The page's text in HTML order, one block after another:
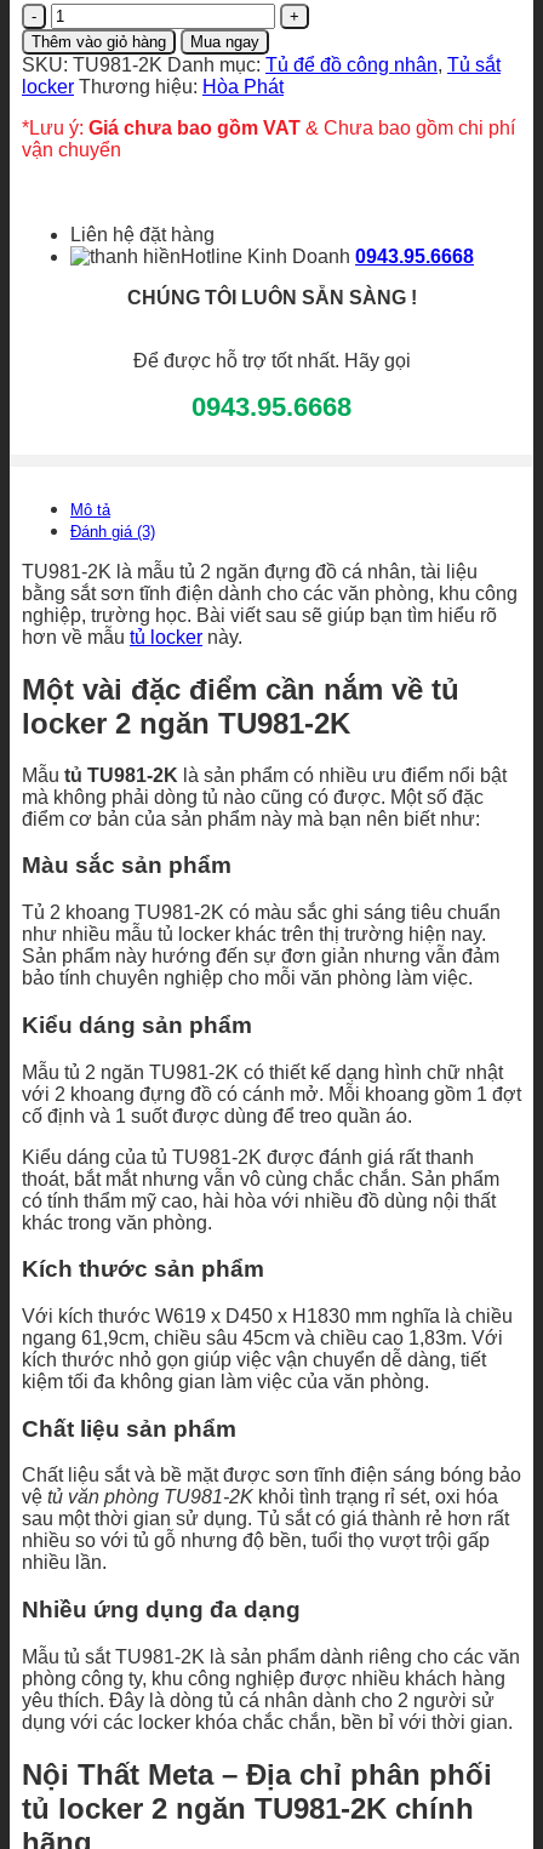
Tủ
locker
2
ngăn
TU981-
2K
số
lượng
Thêm vào giỏ hàng Mua ngay
SKU: TU981-2K Danh mục: Tủ để đồ công nhân, Tủ sắt
locker Thương hiệu: Hòa Phát
*Lưu ý: Giá chưa bao gồm VAT & Chưa bao gồm chi phí
vận chuyển
Liên hệ đặt hàng
Hotline Kinh Doanh 0943.95.6668
CHÚNG TÔI LUÔN SẴN SÀNG !
Để được hỗ trợ tốt nhất. Hãy gọi
0943.95.6668
Mô tả
Đánh giá (3)
TU981-2K là mẫu tủ 2 ngăn đựng đồ cá nhân, tài liệu
bằng sắt sơn tĩnh điện dành cho các văn phòng, khu công
nghiệp, trường học. Bài viết sau sẽ giúp bạn tìm hiểu rõ
hơn về mẫu tủ locker này.
Một vài đặc điểm cần nắm về tủ
locker 2 ngăn TU981-2K
Mẫu tủ TU981-2K là sản phẩm có nhiều ưu điểm nổi bật
mà không phải dòng tủ nào cũng có được. Một số đặc
điểm cơ bản của sản phẩm này mà bạn nên biết như:
Màu sắc sản phẩm
Tủ 2 khoang TU981-2K có màu sắc ghi sáng tiêu chuẩn
như nhiều mẫu tủ locker khác trên thị trường hiện nay.
Sản phẩm này hướng đến sự đơn giản nhưng vẫn đảm
bảo tính chuyên nghiệp cho mỗi văn phòng làm việc.
Kiểu dáng sản phẩm
Mẫu tủ 2 ngăn TU981-2K có thiết kế dạng hình chữ nhật
với 2 khoang đựng đồ có cánh mở. Mỗi khoang gồm 1 đợt
cố định và 1 suốt được dùng để treo quần áo.
Kiểu dáng của tủ TU981-2K được đánh giá rất thanh
thoát, bắt mắt nhưng vẫn vô cùng chắc chắn. Sản phẩm
có tính thẩm mỹ cao, hài hòa với nhiều đồ dùng nội thất
khác trong văn phòng.
Kích thước sản phẩm
Với kích thước W619 x D450 x H1830 mm nghĩa là chiều
ngang 61,9cm, chiều sâu 45cm và chiều cao 1,83m. Với
kích thước nhỏ gọn giúp việc vận chuyển dễ dàng, tiết
kiệm tối đa không gian làm việc của văn phòng.
Chất liệu sản phẩm
Chất liệu sắt và bề mặt được sơn tĩnh điện sáng bóng bảo
vệ tủ văn phòng TU981-2K khỏi tình trạng rỉ sét, oxi hóa
sau một thời gian sử dụng. Tủ sắt có giá thành rẻ hơn rất
nhiều so với tủ gỗ nhưng độ bền, tuổi thọ vượt trội gấp
nhiều lần.
Nhiều ứng dụng đa dạng
Mẫu tủ sắt TU981-2K là sản phẩm dành riêng cho các văn
phòng công ty, khu công nghiệp được nhiều khách hàng
yêu thích. Đây là dòng tủ cá nhân dành cho 2 người sử
dụng với các locker khóa chắc chắn, bền bỉ với thời gian.
Nội Thất Meta – Địa chỉ phân phối
tủ locker 2 ngăn TU981-2K chính
hãng